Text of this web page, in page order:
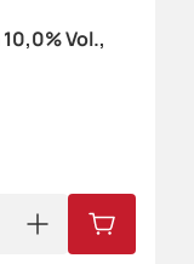
Vol.,
IN DEN